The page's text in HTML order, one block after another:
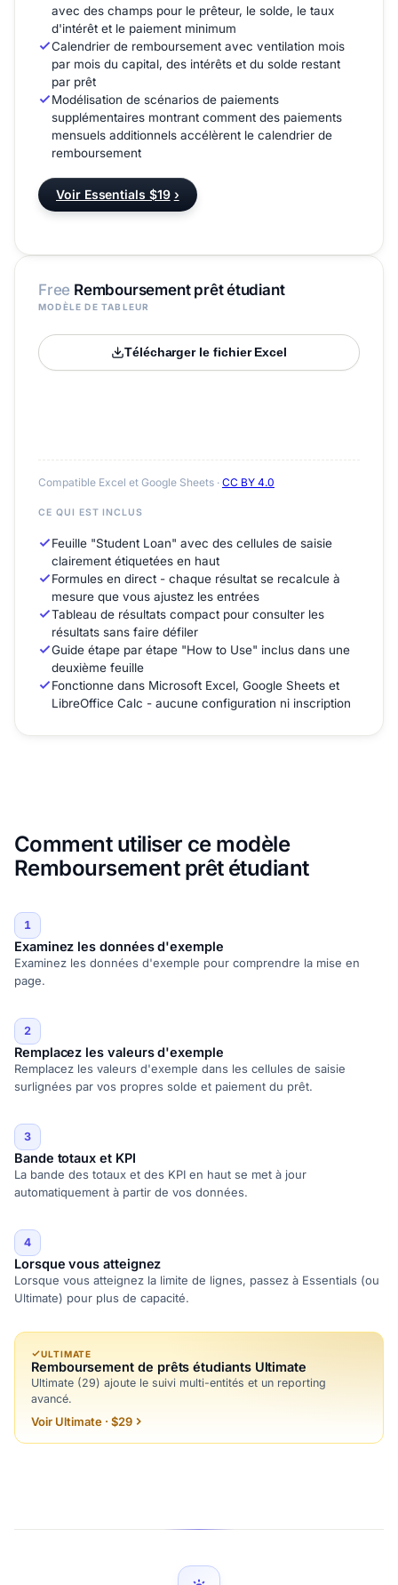
Free Remboursement prêt étudiant
MODÈLE DE TABLEUR
Télécharger le fichier Excel
Compatible Excel et Google Sheets · CC BY 4.0
CE QUI EST INCLUS
Feuille "Student Loan" avec des cellules de saisie
clairement étiquetées en haut
Formules en direct - chaque résultat se recalcule à
mesure que vous ajustez les entrées
Tableau de résultats compact pour consulter les
résultats sans faire défiler
Guide étape par étape "How to Use" inclus dans une
deuxième feuille
Fonctionne dans Microsoft Excel, Google Sheets et
LibreOffice Calc - aucune configuration ni inscription
avec des champs pour le prêteur, le solde, le taux
d'intérêt et le paiement minimum
Calendrier de remboursement avec ventilation mois
par mois du capital, des intérêts et du solde restant
par prêt
Modélisation de scénarios de paiements
supplémentaires montrant comment des paiements
mensuels additionnels accélèrent le calendrier de
remboursement
Voir Essentials $19 ›
Comment utiliser ce modèle
Remboursement prêt étudiant
1
Examinez les données d'exemple
Examinez les données d'exemple pour comprendre la mise en
page.
2
Remplacez les valeurs d'exemple
Remplacez les valeurs d'exemple dans les cellules de saisie
surlignées par vos propres solde et paiement du prêt.
3
Bande totaux et KPI
La bande des totaux et des KPI en haut se met à jour
automatiquement à partir de vos données.
4
Lorsque vous atteignez
Lorsque vous atteignez la limite de lignes, passez à Essentials (ou
Ultimate) pour plus de capacité.
ULTIMATE
Remboursement de prêts étudiants Ultimate
Ultimate (29) ajoute le suivi multi-entités et un reporting
avancé.
Voir Ultimate · $29